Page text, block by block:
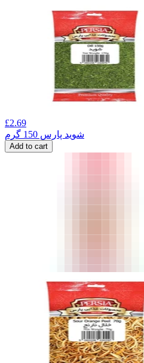
£2.69
شوید پارس 150 گرم
Add to cart